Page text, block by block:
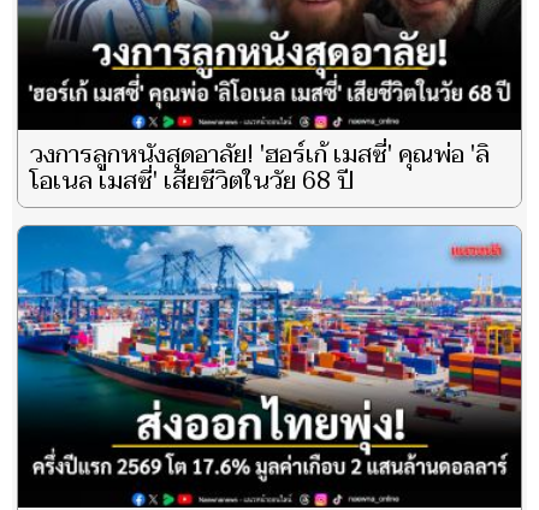
วงการลูกหนังสุดอาลัย! 'ฮอร์เก้ เมสซี่' คุณพ่อ 'ลิ
โอเนล เมสซี่' เสียชีวิตในวัย 68 ปี